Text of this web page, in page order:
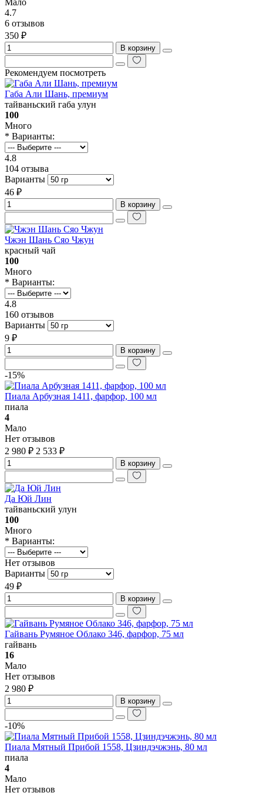
Мало
4.7
6 отзывов
350 ₽
В корзину
Рекомендуем посмотреть
Габа Али Шань, премиум
тайваньский габа улун
100
Много
* Варианты:
4.8
104 отзыва
Варианты
46 ₽
В корзину
Чжэн Шань Сяо Чжун
красный чай
100
Много
* Варианты:
4.8
160 отзывов
Варианты
9 ₽
В корзину
-15%
Пиала Арбузная 1411, фарфор, 100 мл
пиала
4
Мало
Нет отзывов
2 980 ₽ 2 533 ₽
В корзину
Да Юй Лин
тайваньский улун
100
Много
* Варианты:
Нет отзывов
Варианты
49 ₽
В корзину
Гайвань Румяное Облако 346, фарфор, 75 мл
гайвань
16
Мало
Нет отзывов
2 980 ₽
В корзину
-10%
Пиала Мятный Прибой 1558, Цзиндэчжэнь, 80 мл
пиала
4
Мало
Нет отзывов